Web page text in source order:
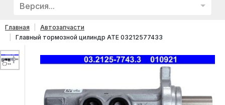
Версия...
Главная
Автозапчасти
Главный тормозной цилиндр ATE 03212577433